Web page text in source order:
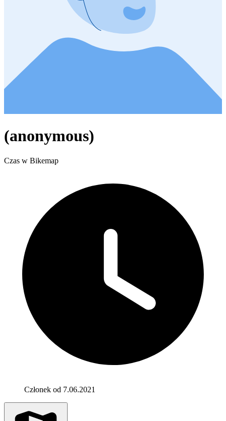
(anonymous)
Czas w Bikemap
Członek od 7.06.2021